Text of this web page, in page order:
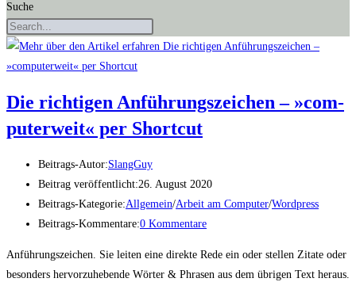
Suche
Die rich­ti­gen Anfüh­rungs­zei­chen – »com­
pu­ter­weit« per Shortcut
Beitrags-Autor:SlangGuy
Beitrag veröffentlicht:26. August 2020
Beitrags-Kategorie:Allgemein/Arbeit am Computer/Wordpress
Beitrags-Kommentare:0 Kommentare
Anführungszeichen. Sie leiten eine direkte Rede ein oder stellen Zitate oder
besonders hervorzuhebende Wörter & Phrasen aus dem übrigen Text heraus.